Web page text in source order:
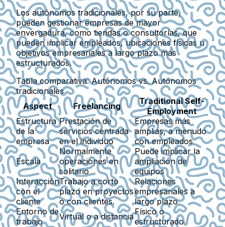
Los autónomos tradicionales, por su parte,
pueden gestionar empresas de mayor
envergadura, como tiendas o consultorías, que
pueden implicar empleados, ubicaciones físicas u
objetivos empresariales a largo plazo más
estructurados.
Tabla comparativa: Autónomos vs. Autónomos
tradicionales
Aspect
Freelancing
Traditional Self-
Employment
Estructura
de la
empresa
Prestación de
servicios centrada
en el individuo
Empresas más
amplias, a menudo
con empleados
Escala
Normalmente
operaciones en
solitario
Puede implicar la
ampliación de
equipos
Interacción
con el
cliente
Trabajo a corto
plazo en proyectos
o con clientes.
Relaciones
empresariales a
largo plazo
Entorno de
trabajo
Virtual o a distanciaFísico o
estructurado